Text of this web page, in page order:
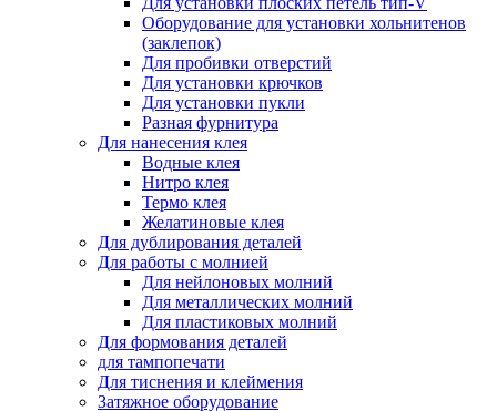
Оборудование для установки хольнитенов
(заклепок)
Для пробивки отверстий
Для установки крючков
Для установки пукли
Разная фурнитура
Для нанесения клея
Водные клея
Нитро клея
Термо клея
Желатиновые клея
Для дублирования деталей
Для работы с молнией
Для нейлоновых молний
Для металлических молний
Для пластиковых молний
Для формования деталей
для тампопечати
Для тиснения и клеймения
Затяжное оборудование